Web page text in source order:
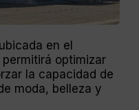
en el
optimizar
la capacidad de
moda, belleza y